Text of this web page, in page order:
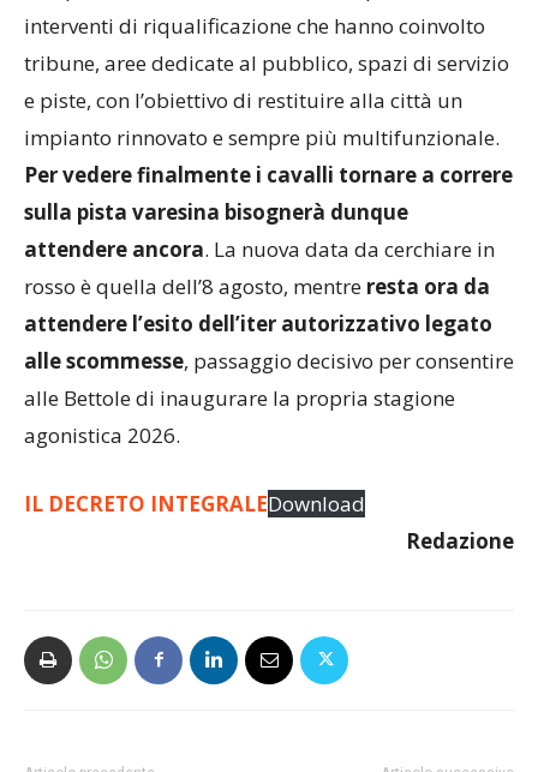
tribune, aree dedicate al pubblico, spazi di servizio
e piste, con l’obiettivo di restituire alla città un
impianto rinnovato e sempre più multifunzionale.
Per vedere finalmente i cavalli tornare a correre
sulla pista varesina bisognerà dunque
attendere ancora. La nuova data da cerchiare in
rosso è quella dell’8 agosto, mentreresta ora da
attendere l’esito dell’iter autorizzativo legato
alle scommesse, passaggio decisivo per consentire
alle Bettole di inaugurare la propria stagione
agonistica 2026.